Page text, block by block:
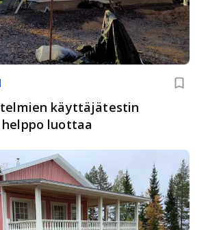
käyttäjätestin
luottaa